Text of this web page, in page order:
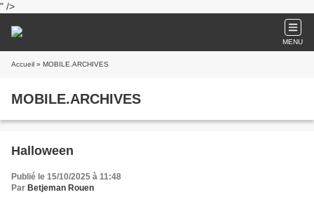
" />
MENU
Accueil » MOBILE.ARCHIVES
MOBILE.ARCHIVES
Halloween
Publié le 15/10/2025 à 11:48
Par Betjeman Rouen